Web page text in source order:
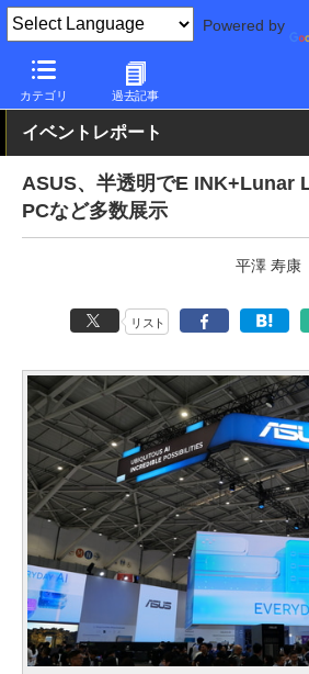
Powered by
カテゴリ 過去記事
PC Watch イベント
イベントレポート
ASUS、半透明でE INK+Lunar
PCなど多数展示
平澤 寿康
リスト